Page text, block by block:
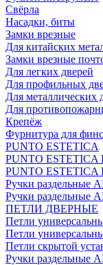
Свёрла
Насадки, биты
Замки врезные
Для китайских
Замки врезные
Для легких дверей
Для профильных
Для металлических
Для
Крепёж
Фурнитура для
PUNTO ESTETICA
PUNTO
PUNTO
Ручки раздельные
Ручки раздельные
ПЕТЛИ ДВЕРНЫЕ
Петли
Петли
Петли скрытой
Ручки